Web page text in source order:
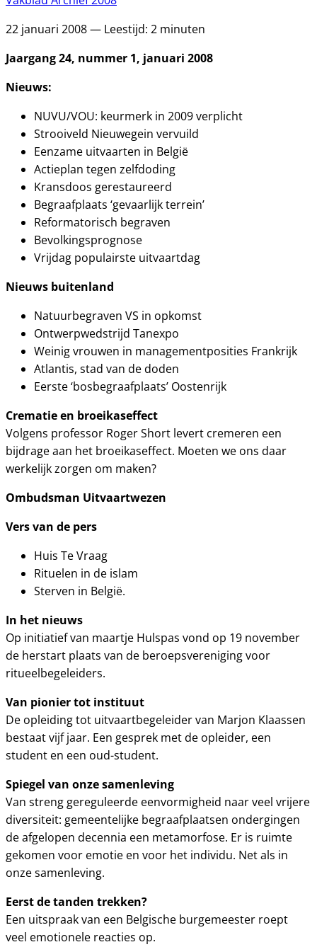
22 januari 2008 — Leestijd: 2 minuten
Jaargang 24, nummer 1, januari 2008
Nieuws:
NUVU/VOU: keurmerk in 2009 verplicht
Strooiveld Nieuwegein vervuild
Eenzame uitvaarten in België
Actieplan tegen zelfdoding
Kransdoos gerestaureerd
Begraafplaats ‘gevaarlijk terrein’
Reformatorisch begraven
Bevolkingsprognose
Vrijdag populairste uitvaartdag
Nieuws buitenland
Natuurbegraven VS in opkomst
Ontwerpwedstrijd Tanexpo
Weinig vrouwen in managementposities Frankrijk
Atlantis, stad van de doden
Eerste ‘bosbegraafplaats’ Oostenrijk
Crematie en broeikaseffect
Volgens professor Roger Short levert cremeren een
bijdrage aan het broeikaseffect. Moeten we ons daar
werkelijk zorgen om maken?
Ombudsman Uitvaartwezen
Vers van de pers
Huis Te Vraag
Rituelen in de islam
Sterven in België.
In het nieuws
Op initiatief van maartje Hulspas vond op 19 november
de herstart plaats van de beroepsvereniging voor
ritueelbegeleiders.
Van pionier tot instituut
De opleiding tot uitvaartbegeleider van Marjon Klaassen
bestaat vijf jaar. Een gesprek met de opleider, een
student en een oud-student.
Spiegel van onze samenleving
Van streng gereguleerde eenvormigheid naar veel vrijere
diversiteit: gemeentelijke begraafplaatsen ondergingen
de afgelopen decennia een metamorfose. Er is ruimte
gekomen voor emotie en voor het individu. Net als in
onze samenleving.
Eerst de tanden trekken?
Een uitspraak van een Belgische burgemeester roept
veel emotionele reacties op.